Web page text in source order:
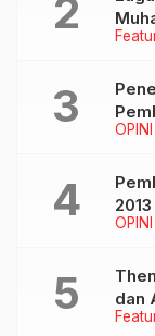
OPINI
OPINI
2013
dan